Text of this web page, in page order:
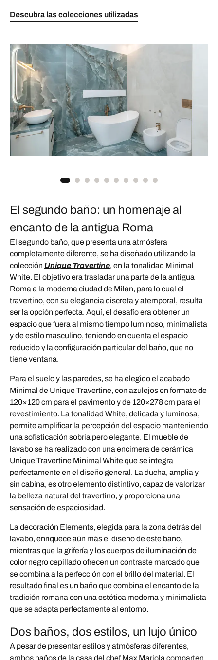
Descubra las colecciones utilizadas
El segundo baño: un homenaje al
encanto de la antigua Roma
El segundo baño, que presenta una atmósfera
completamente diferente, se ha diseñado utilizando la
colección Unique Travertine, en la tonalidad Minimal
White. El objetivo era trasladar una parte de la antigua
Roma a la moderna ciudad de Milán, para lo cual el
travertino, con su elegancia discreta y atemporal, resulta
ser la opción perfecta. Aquí, el desafío era obtener un
espacio que fuera al mismo tiempo luminoso, minimalista
y de estilo masculino, teniendo en cuenta el espacio
reducido y la configuración particular del baño, que no
tiene ventana.
Para el suelo y las paredes, se ha elegido el acabado
Minimal de Unique Travertine, con azulejos en formato de
120×120 cm para el pavimento y de 120×278 cm para el
revestimiento. La tonalidad White, delicada y luminosa,
permite amplificar la percepción del espacio manteniendo
una sofisticación sobria pero elegante. El mueble de
lavabo se ha realizado con una encimera de cerámica
Unique Travertine Minimal White que se integra
perfectamente en el diseño general. La ducha, amplia y
sin cabina, es otro elemento distintivo, capaz de valorizar
la belleza natural del travertino, y proporciona una
sensación de espaciosidad.
La decoración Elements, elegida para la zona detrás del
lavabo, enriquece aún más el diseño de este baño,
mientras que la grifería y los cuerpos de iluminación de
color negro cepillado ofrecen un contraste marcado que
se combina a la perfección con el brillo del material. El
resultado final es un baño que combina el encanto de la
tradición romana con una estética moderna y minimalista
que se adapta perfectamente al entorno.
Dos baños, dos estilos, un lujo único
A pesar de presentar estilos y atmósferas diferentes,
ambos baños de la casa del chef Max Mariola comparten